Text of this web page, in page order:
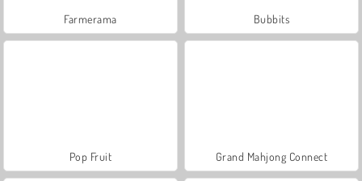
Farmerama Bubbits
Pop Fruit Grand Mahjong Connect